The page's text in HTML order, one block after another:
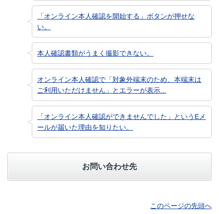
「オンライン本人確認を開始する」ボタンが押せな
い。
本人確認書類がうまく撮影できない。
オンライン本人確認で「対象外端末のため、本端末は
ご利用いただけません」とエラーが表示...
「オンライン本人確認ができませんでした」というEメ
ールが届いた理由を知りたい。
お問い合わせ先
このページの先頭へ